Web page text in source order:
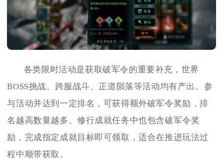
各类限时活动是获取破军令的重要补充，世界
BOSS挑战、跨服战斗、正道陨落等活动均有产出。参
与活动并达到一定排名，可获得额外破军令奖励，排
名越高数量越多。修行成就任务中也包含破军令奖
励，完成指定成就目标即可领取，适合在推进玩法过
程中顺带获取。